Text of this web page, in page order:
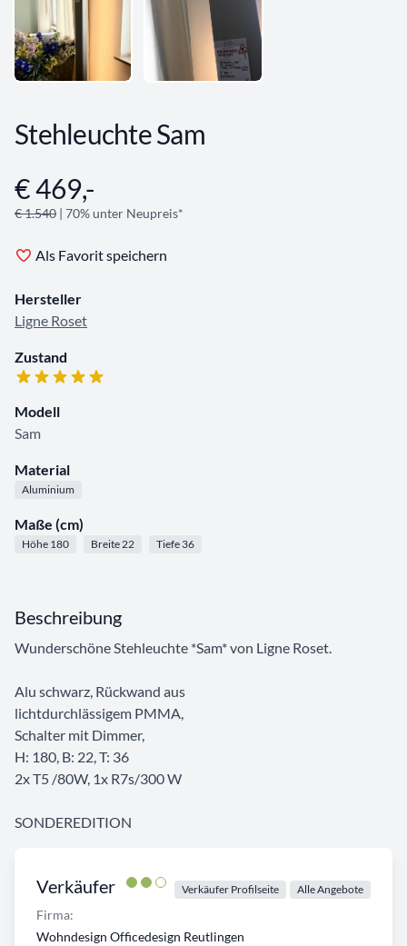
Stehleuchte Sam
Angebotsinformationen
€ 469,-
€ 1.540 | 70% unter Neupreis*
Als Favorit speichern
Hersteller
Ligne Roset
Zustand
Modell
Sam
Material
Aluminium
Maße (cm)
Höhe 180 Breite 22 Tiefe 36
Verkäufer Verkäufer Profilseite Alle Angebote
Firma:
Wohndesign Officedesign Reutlingen
Beschreibung
Wunderschöne Stehleuchte *Sam* von Ligne Roset.
Alu schwarz, Rückwand aus
lichtdurchlässigem PMMA,
Schalter mit Dimmer,
H: 180, B: 22, T: 36
2x T5 /80W, 1x R7s/300 W
SONDEREDITION